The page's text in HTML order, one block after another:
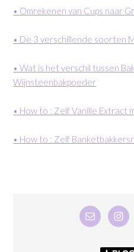
• Omrekenen van Cups naar
• De 3 verschillende soorten
• Wat is het verschil tussen
Wijnsteenbakpoeder
• How to : Zelf Vanille Extract
• How to : Zelf